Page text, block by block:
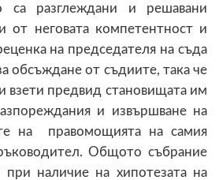
са разглеждани и решавани
от неговата компетентност и
на председателя на съда
обсъждане от съдиите, така че
взети предвид становищата им
и извършване на
на правомощията на самия
Общото събрание
наличие на хипотезата на